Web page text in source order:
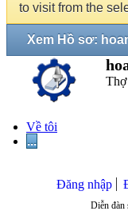
to visit from the
Xem Hồ sơ:
Thợ
Về tôi
...
Đăng nhập
Diễn đàn